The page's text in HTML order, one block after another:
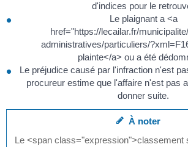
d'indices pour le
Le plaignant a <a
href="https://lecailar.fr/
administratives/particuliers/
plainte</a> ou a été
Le préjudice causé par l'infraction n'est
procureur estime que l'affaire n'est pas
donner suite.
À noter
Le <span class="expression">classement